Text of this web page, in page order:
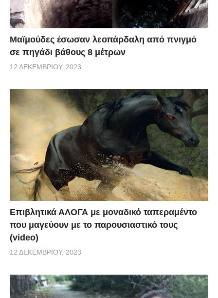
Μαϊμούδες έσωσαν λεοπάρδαλη από πνιγμό
σε πηγάδι βάθους 8 μέτρων
12 ΔΕΚΕΜΒΡΊΟΥ, 2023
Επιβλητικά ΑΛΟΓΑ με μοναδικό ταπεραμέντο
που μαγεύουν με το παρουσιαστικό τους
(video)
12 ΔΕΚΕΜΒΡΊΟΥ, 2023